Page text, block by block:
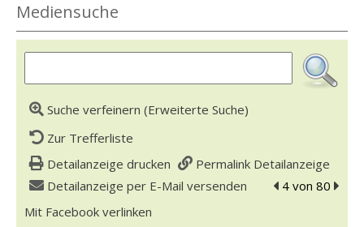
Mediensuche
Suche verfeinern (Erweiterte Suche)
Zur Trefferliste
Detailanzeige drucken
Permalink Detailanzeige
Detailanzeige per E-Mail versenden
zum
4 von 80 zum
Mit Facebook verlinken